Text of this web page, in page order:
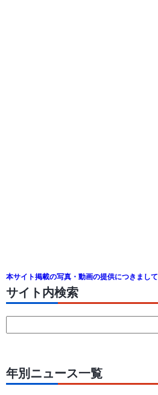
本サイト掲載の写真・動画の提供につきまして
サイト内検索
年別ニュース一覧